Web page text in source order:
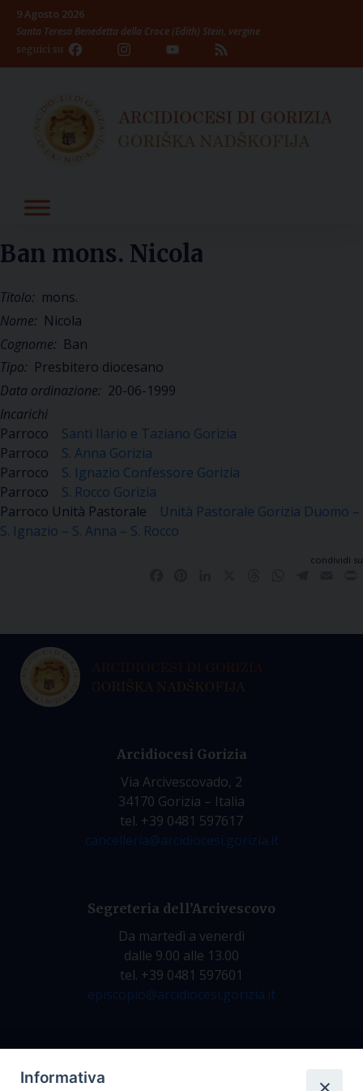
Skip
content
9 Agosto 2026
Santa Teresa Benedetta della Croce (Edith) Stein, vergine
seguici su Facebook InstagramYouTube
Channel
Ban mons. Nicola
Titolo: mons.
Nome: Nicola
Cognome: Ban
Tipo: Presbitero diocesano
Data ordinazione: 20-06-1999
Incarichi
Parroco
Santi Ilario e Taziano Gorizia
Parroco
S. Anna Gorizia
Parroco
S. Ignazio Confessore Gorizia
Parroco
S. Rocco Gorizia
Parroco Unità Pastorale
Unità Pastorale Gorizia Duomo –
S. Ignazio – S. Anna – S. Rocco
condividi su
Arcidiocesi Gorizia
Via Arcivescovado, 2
34170 Gorizia – Italia
tel. +39 0481 597617
cancelleria@arcidiocesi.gorizia.it
Segreteria dell’Arcivescovo
Da martedì a venerdì
dalle 9.00 alle 13.00
tel. +39 0481 597601
episcopio@arcidiocesi.gorizia.it
Informativa